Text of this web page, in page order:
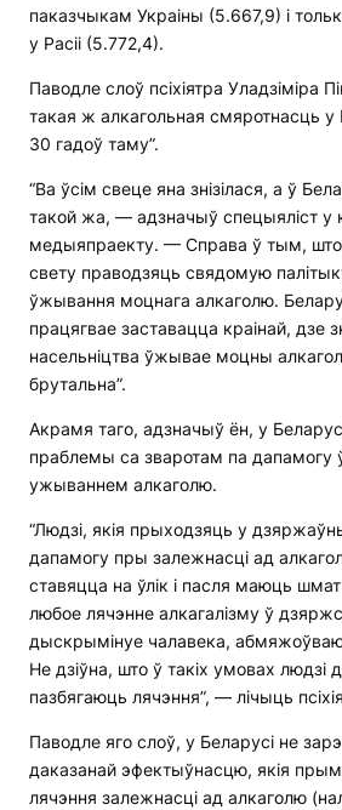
паказчыкам Украіны (5.667,9) і
у Расіі (5.772,4).
Паводле слоў псіхіятра Уладзіміра
такая ж алкагольная смяротнасць у
30 гадоў таму”.
“Ва ўсім свеце яна знізілася, а ў
такой жа, — адзначыў спецыяліст у
медыяпраекту. — Справа ў тым, што
свету праводзяць свядомую
ўжывання моцнага алкаголю.
працягвае заставацца краінай, дзе
насельніцтва ўжывае моцны
брутальна”.
Акрамя таго, адзначыў ён, у
праблемы са зваротам па дапамогу
ужываннем алкаголю.
“Людзі, якія прыходзяць у
дапамогу пры залежнасці ад
ставяцца на ўлік і пасля маюць
любое лячэнне алкагалізму ў
дыскрымінуе чалавека,
Не дзіўна, што ў такіх умовах людзі
пазбягаюць лячэння”, — лічыць
Паводле яго слоў, у Беларусі не
даказанай эфектыўнасцю, якія
лячэння залежнасці ад алкаголю